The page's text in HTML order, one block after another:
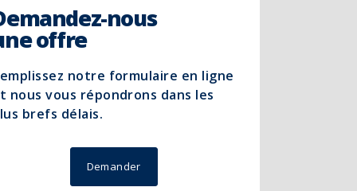
nous
offre
notre formulaire en ligne
nous vous répondrons dans les
brefs délais.
Demander